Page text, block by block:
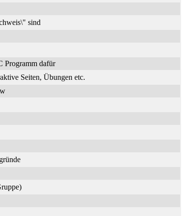
sind
Programm dafür
Seiten, Übungen etc.